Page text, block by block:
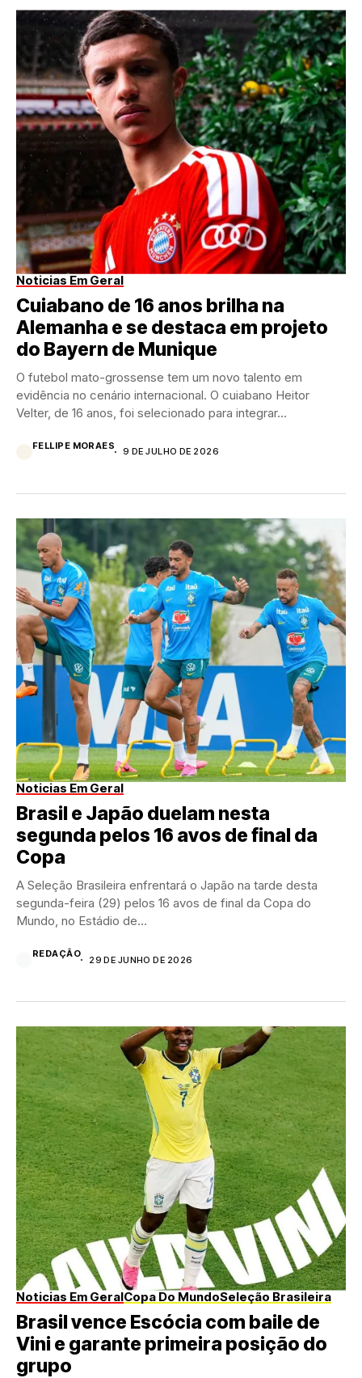
Noticias Em Geral
Cuiabano de 16 anos brilha na
Alemanha e se destaca em projeto
do Bayern de Munique
O futebol mato-grossense tem um novo talento em
evidência no cenário internacional. O cuiabano Heitor
Velter, de 16 anos, foi selecionado para integrar...
FELLIPE MORAES
9 DE JULHO DE 2026
Noticias Em Geral
Brasil e Japão duelam nesta
segunda pelos 16 avos de final da
Copa
A Seleção Brasileira enfrentará o Japão na tarde desta
segunda-feira (29) pelos 16 avos de final da Copa do
Mundo, no Estádio de...
REDAÇÃO
29 DE JUNHO DE 2026
Noticias Em GeralCopa Do MundoSeleção Brasileira
Brasil vence Escócia com baile de
Vini e garante primeira posição do
grupo